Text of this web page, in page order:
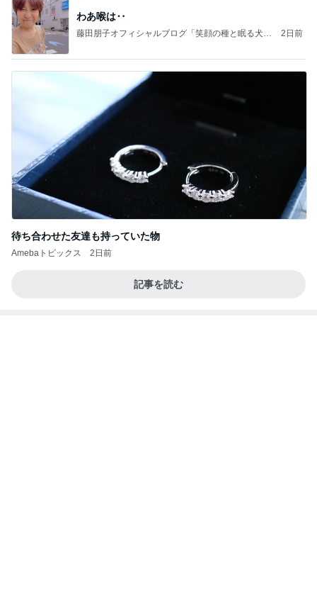
わあ喉は‥
藤田朋子オフィシャルブログ「笑顔の種と眠る犬」
2日前
待ち合わせた友達も持っていた物
Amebaトピックス 2日前
記事を読む